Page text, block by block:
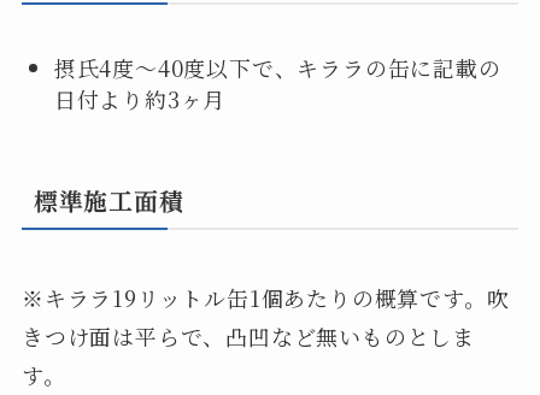
摂氏4度〜40度以下で、キララの缶に記載の
日付より約3ヶ月
標準施工面積
※キララ19リットル缶1個あたりの概算です。吹
きつけ面は平らで、凸凹など無いものとしま
す。